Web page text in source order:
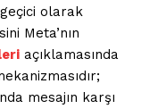
olarak
Meta’nın
açıklamasında
mesajın karşı